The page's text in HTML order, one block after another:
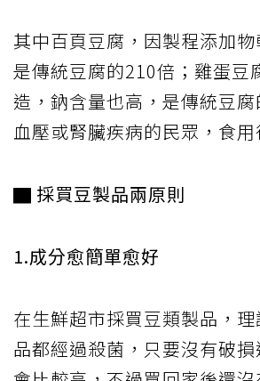
其中百頁豆腐，因製程添加
是傳統豆腐的210倍；雞蛋豆
造，鈉含量也高，是傳統豆
血壓或腎臟疾病的民眾，食用
▇ 採買豆製品兩原則
1.成分愈簡單愈好
在生鮮超市採買豆類製品，
品都經過殺菌，只要沒有破